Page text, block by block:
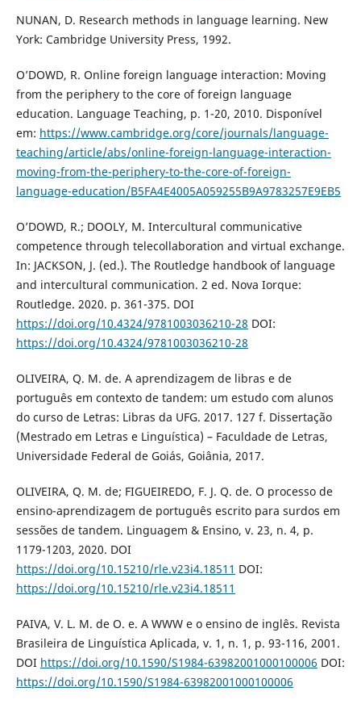
NUNAN, D. Research methods in language learning. New
York: Cambridge University Press, 1992.
O’DOWD, R. Online foreign language interaction: Moving
from the periphery to the core of foreign language
education. Language Teaching, p. 1-20, 2010. Disponível
em: https://www.cambridge.org/core/journals/language-
teaching/article/abs/online-foreign-language-interaction-
moving-from-the-periphery-to-the-core-of-foreign-
language-education/B5FA4E4005A059255B9A9783257E9EB5
O’DOWD, R.; DOOLY, M. Intercultural communicative
competence through telecollaboration and virtual exchange.
In: JACKSON, J. (ed.). The Routledge handbook of language
and intercultural communication. 2 ed. Nova Iorque:
Routledge. 2020. p. 361-375. DOI
https://doi.org/10.4324/9781003036210-28 DOI:
https://doi.org/10.4324/9781003036210-28
OLIVEIRA, Q. M. de. A aprendizagem de libras e de
português em contexto de tandem: um estudo com alunos
do curso de Letras: Libras da UFG. 2017. 127 f. Dissertação
(Mestrado em Letras e Linguística) – Faculdade de Letras,
Universidade Federal de Goiás, Goiânia, 2017.
OLIVEIRA, Q. M. de; FIGUEIREDO, F. J. Q. de. O processo de
ensino-aprendizagem de português escrito para surdos em
sessões de tandem. Linguagem & Ensino, v. 23, n. 4, p.
1179-1203, 2020. DOI
https://doi.org/10.15210/rle.v23i4.18511 DOI:
https://doi.org/10.15210/rle.v23i4.18511
PAIVA, V. L. M. de O. e. A WWW e o ensino de inglês. Revista
Brasileira de Linguística Aplicada, v. 1, n. 1, p. 93-116, 2001.
DOI https://doi.org/10.1590/S1984-63982001000100006 DOI:
https://doi.org/10.1590/S1984-63982001000100006